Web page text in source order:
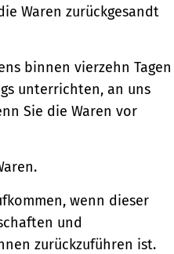
Waren zurückgesandt
binnen vierzehn Tagen
unterrichten, an uns
Sie die Waren vor
wenn dieser
und
zurückzuführen ist.